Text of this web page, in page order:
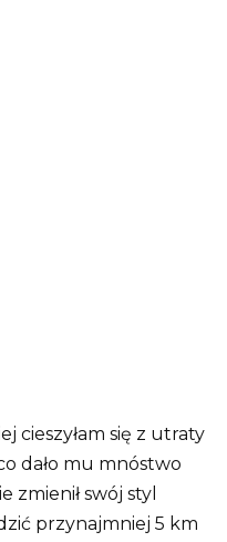
cieszyłam się z utraty
dało mu mnóstwo
zmienił swój styl
przynajmniej 5 km